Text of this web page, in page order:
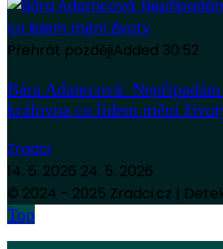
Přehrát pozdějiAdded 30:52
Bára Adamcová:
královna co lidem mění
Zradci
14. 5. 2026 24. 5. 2026
© 2024 - 2025 Zradci.cz |
Top